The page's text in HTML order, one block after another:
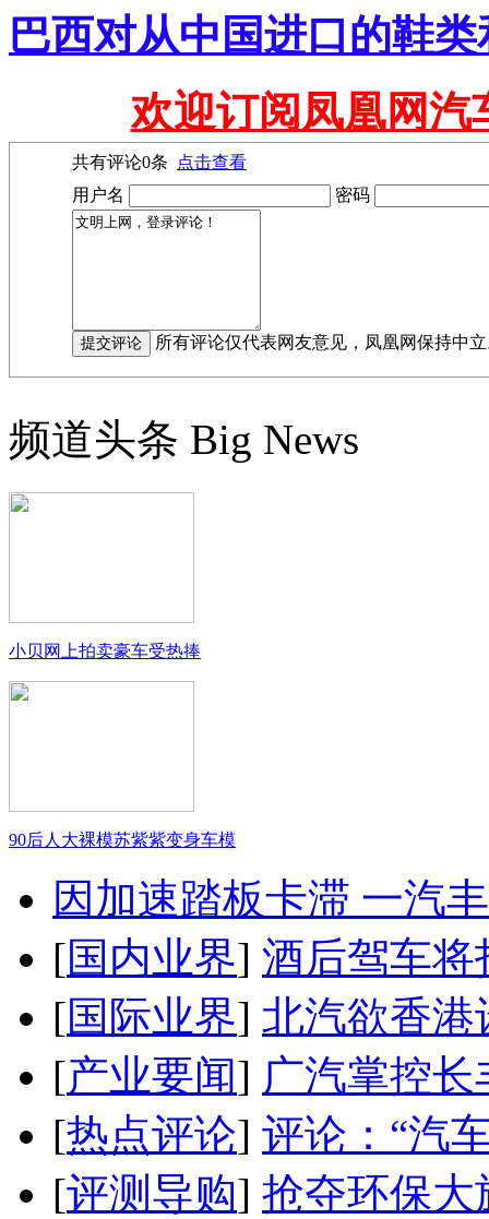
巴西对从中国进口的鞋
欢迎订阅凤凰网汽
共有评论0条
点击查看
用户名
密码
所有评论仅代表网友意见，凤凰网保持中
频道头条 Big News
小贝网上拍卖豪车受热捧
90后人大裸模苏紫紫变身车模
因加速踏板卡滞 一汽
[国内业界] 酒后驾车将
[国际业界] 北汽欲香港
[产业要闻] 广汽掌控
[热点评论] 评论：“汽
[评测导购] 抢夺环保大